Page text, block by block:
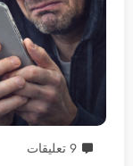
9 تعليقات